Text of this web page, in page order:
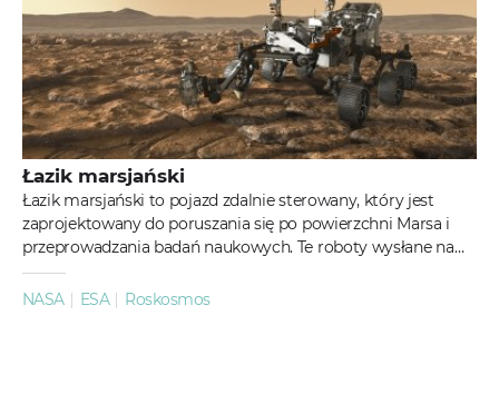
Łazik marsjański
Łazik marsjański to pojazd zdalnie sterowany, który jest
zaprojektowany do poruszania się po powierzchni Marsa i
przeprowadzania badań naukowych. Te roboty wysłane na
Marsa w ramach...
NASA
ESA Roskosmos